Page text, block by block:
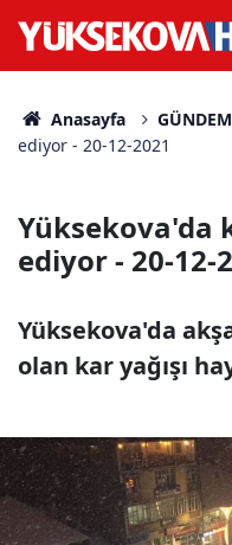
Anasayfa GÜNDEM
ediyor - 20-12-2021
Yüksekova'da
ediyor - 20-12-
Yüksekova'da
olan kar yağışı